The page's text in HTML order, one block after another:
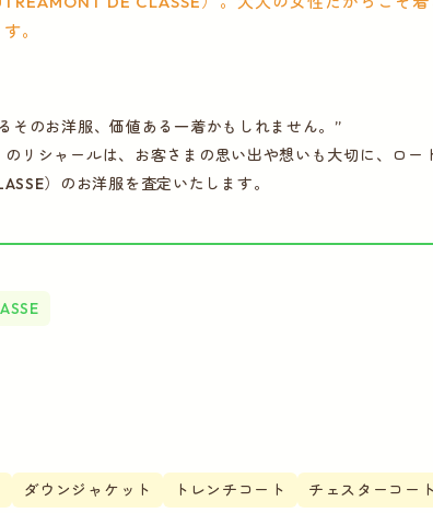
。
そのお洋服、価値ある一着かもしれません。”
のリシャールは、お客さまの思い出や想いも大切に、ロー
）のお洋服を査定いたします。
ダウンジャケット トレンチコート チェスターコート